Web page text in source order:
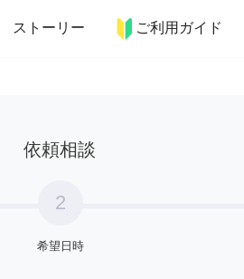
ストーリー ご利用ガイド
・習い事 ペット 料理
依頼相談
2
希望日時